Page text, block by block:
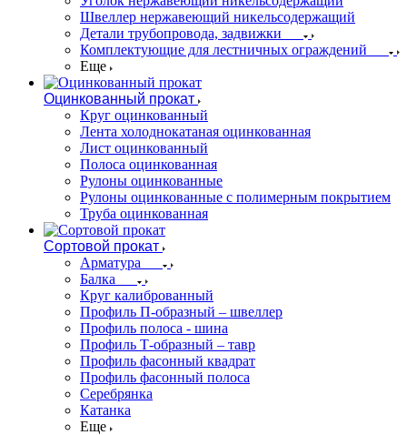
Швеллер нержавеющий никельсодержащий
Детали трубопровода, задвижки
Комплектующие для лестничных ограждений
Еще
Оцинкованный прокат
Круг оцинкованный
Лента холоднокатаная оцинкованная
Лист оцинкованный
Полоса оцинкованная
Рулоны оцинкованные
Рулоны оцинкованные с полимерным покрытием
Труба оцинкованная
Сортовой прокат
Арматура
Балка
Круг калиброванный
Профиль П-образный – швеллер
Профиль полоса - шина
Профиль Т-образный – тавр
Профиль фасонный квадрат
Профиль фасонный полоса
Серебрянка
Катанка
Еще